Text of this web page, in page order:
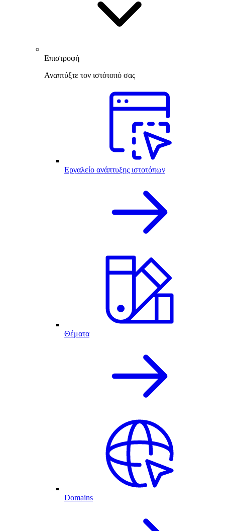
Επιστροφή
Αναπτύξτε τον ιστότοπό σας
Εργαλείο ανάπτυξης ιστοτόπων
Θέματα
Domains